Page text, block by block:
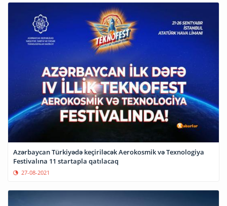
Azərbaycan Türkiyədə keçiriləcək Aerokosmik və Texnologiya
Festivalına 11 startapla qatılacaq
27-08-2021